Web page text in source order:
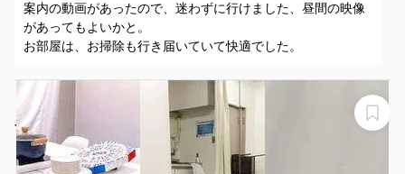
案内の動画があったので、迷わずに行けました、昼間の映像
があってもよいかと。
お部屋は、お掃除も行き届いていて快適でした。
【JK Room 駒込】駅徒歩３０秒！換気抜群角部屋！
JK Room 駒込